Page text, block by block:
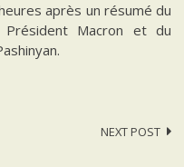
après un résumé du
Président Macron et du
NEXT POST